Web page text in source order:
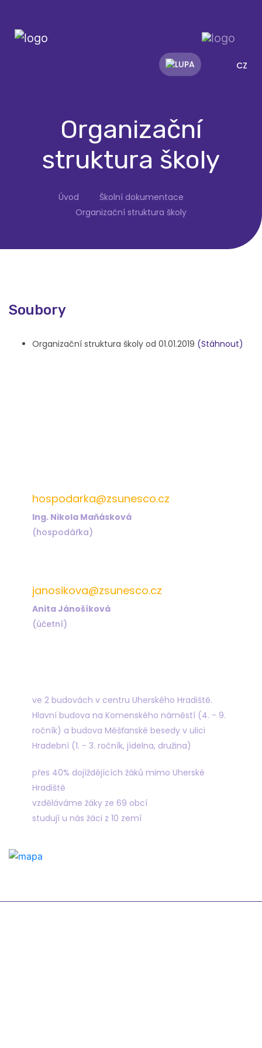
CZ
Organizační
struktura školy
Úvod
Školní dokumentace
Organizační struktura školy
Soubory
Organizační struktura školy od 01.01.2019 (Stáhnout)
hospodarka@zsunesco.cz
Ing. Nikola Maňásková
(hospodářka)
janosikova@zsunesco.cz
Anita Jánošíková
(účetní)
ve 2 budovách v centru Uherského Hradiště.
Hlavní budova na Komenského náměstí (4. - 9.
ročník) a budova Měšťanské besedy v ulici
Hradební (1. - 3. ročník, jídelna, družina)
přes 40% dojíždějících žáků mimo Uherské
Hradiště
vzděláváme žáky ze 69 obcí
studují u nás žáci z 10 zemí